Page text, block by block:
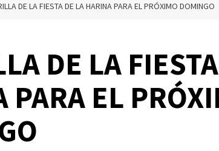
DE LA FIESTA DE LA HARINA PARA EL PRÓXIMO DOMINGO
DE LA
PARA EL